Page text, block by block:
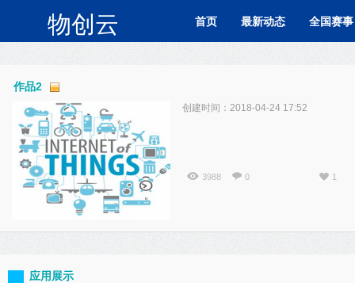
物创云 首页 最新动态 全国赛事
作品2
创建时间：2018-04-24 17:52
3988 0 1
应用展示